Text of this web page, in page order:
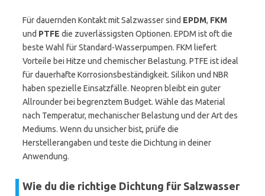
Für dauernden Kontakt mit Salzwasser sind EPDM, FKM
und PTFE die zuverlässigsten Optionen. EPDM ist oft die
beste Wahl für Standard-Wasserpumpen. FKM liefert
Vorteile bei Hitze und chemischer Belastung. PTFE ist ideal
für dauerhafte Korrosionsbeständigkeit. Silikon und NBR
haben spezielle Einsatzfälle. Neopren bleibt ein guter
Allrounder bei begrenztem Budget. Wähle das Material
nach Temperatur, mechanischer Belastung und der Art des
Mediums. Wenn du unsicher bist, prüfe die
Herstellerangaben und teste die Dichtung in deiner
Anwendung.
Wie du die richtige Dichtung für Salzwasser